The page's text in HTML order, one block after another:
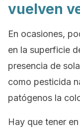
vuelven
En ocasiones,
en la superficie
presencia de
como pesticida
patógenos la
Hay que tener